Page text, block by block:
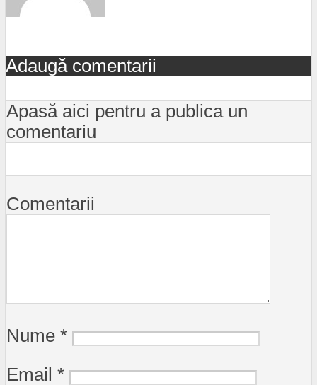
Adaugă comentarii
Apasă aici pentru a publica un
comentariu
Comentarii
Nume *
Email *